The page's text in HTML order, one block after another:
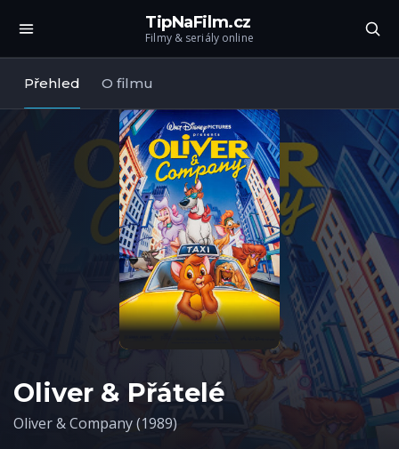
TipNaFilm.cz
Filmy & seriály online
Přehled O filmu
Oliver & Přátelé
Oliver & Company (1989)